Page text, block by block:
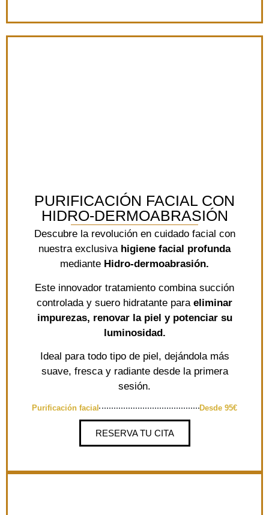
PURIFICACIÓN FACIAL CON
HIDRO-DERMOABRASIÓN
Descubre la revolución en cuidado facial con
nuestra exclusiva higiene facial profunda
mediante Hidro-dermoabrasión.
Este innovador tratamiento combina succión
controlada y suero hidratante para eliminar
impurezas, renovar la piel y potenciar su
luminosidad.
Ideal para todo tipo de piel, dejándola más
suave, fresca y radiante desde la primera
sesión.
Purificación facial Desde 95€
RESERVA TU CITA